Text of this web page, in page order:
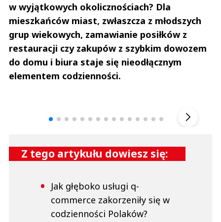
w wyjątkowych okolicznościach? Dla
mieszkańców miast, zwłaszcza z młodszych
grup wiekowych, zamawianie posiłków z
restauracji czy zakupów z szybkim dowozem
do domu i biura staje się nieodłącznym
elementem codzienności.
Z tego artykułu dowiesz się:
Jak głęboko usługi q-
commerce zakorzeniły się w
codzienności Polaków?